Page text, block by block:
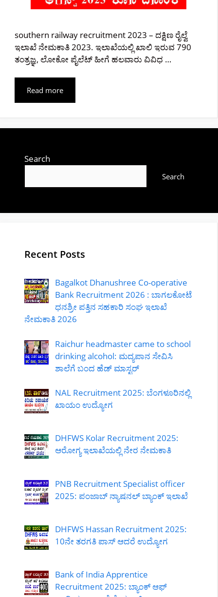
southern railway recruitment 2023 – ದಕ್ಷಿಣ ರೈಲ್ವೆ
ಇಲಾಖೆ ನೇಮಕಾತಿ 2023. ಇಲಾಖೆಯಲ್ಲಿ ಖಾಲಿ ಇರುವ 790
ತಂತ್ರಜ್ಞ, ಲೋಕೋ ಪೈಲೆಟ್ ಹೀಗೆ ಹಲವಾರು ವಿವಿಧ …
Read more
Search
Search
Recent Posts
Bagalkot Dhanushree Co-operative
Bank Recruitment 2026 : ಬಾಗಲಕೋಟೆ
ಧನಶ್ರೀ ಪತ್ತಿನ ಸಹಕಾರಿ ಸಂಘ ಇಲಾಖೆ
ನೇಮಕಾತಿ 2026
Raichur headmaster came to school
drinking alcohol: ಮದ್ಯಪಾನ ಸೇವಿಸಿ
ಶಾಲೆಗೆ ಬಂದ ಹೆಡ್ ಮಾಸ್ಟರ್
NAL Recruitment 2025: ಬೆಂಗಳೂರಿನಲ್ಲಿ
ಖಾಯಂ ಉದ್ಯೋಗ
DHFWS Kolar Recruitment 2025:
ಆರೋಗ್ಯ ಇಲಾಖೆಯಲ್ಲಿ ನೇರ ನೇಮಕಾತಿ
PNB Recruitment Specialist officer
2025: ಪಂಜಾಬ್ ನ್ಯಾಷನಲ್ ಬ್ಯಾಂಕ್ ಇಲಾಖೆ
DHFWS Hassan Recruitment 2025:
10ನೇ ತರಗತಿ ಪಾಸ್ ಆದರೆ ಉದ್ಯೋಗ
Bank of India Apprentice
Recruitment 2025: ಬ್ಯಾಂಕ್ ಆಫ್